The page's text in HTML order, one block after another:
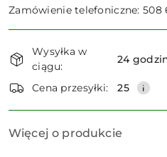
Zamówienie telefoniczne: 508
i
dostawa
Wysyłka w
ciągu:
24
Cena przesyłki: 25
Więcej o produkcie